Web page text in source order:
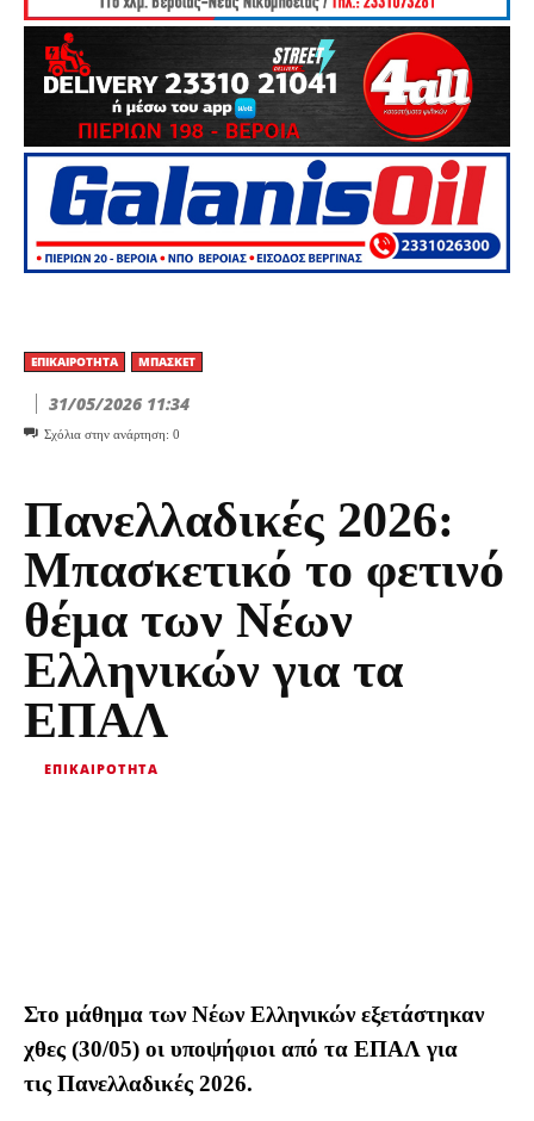
ΕΠΙΚΑΙΡΌΤΗΤΑ ΜΠΆΣΚΕΤ
31/05/2026 11:34
Σχόλια στην ανάρτηση: 0
Πανελλαδικές 2026:
Μπασκετικό το φετινό
θέμα των Νέων
Ελληνικών για τα
ΕΠΑΛ
ΕΠΙΚΑΙΡΌΤΗΤΑ
Στο μάθημα των Νέων Ελληνικών εξετάστηκαν
χθες (30/05) οι υποψήφιοι από τα ΕΠΑΛ για
τις Πανελλαδικές 2026.